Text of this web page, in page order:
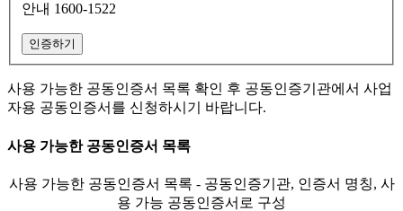
안내 1600-1522
인증하기
사용 가능한 공동인증서 목록 확인 후 공동인증기관에서 사업
자용 공동인증서를 신청하시기 바랍니다.
사용 가능한 공동인증서 목록
사용 가능한 공동인증서 목록 - 공동인증기관, 인증서 명칭, 사
용 가능 공동인증서로 구성